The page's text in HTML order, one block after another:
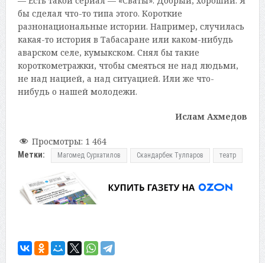
бы сделал что-то типа этого. Короткие
разнонациональные истории. Например, случилась
какая-то история в Табасаране или каком-нибудь
аварском селе, кумыкском. Снял бы такие
короткометражки, чтобы смеяться не над людьми,
не над нацией, а над ситуацией. Или же что-
нибудь о нашей молодежи.
Ислам Ахмедов
Просмотры: 1 464
Метки: Магомед Сурхатилов Скандарбек Тулпаров театр